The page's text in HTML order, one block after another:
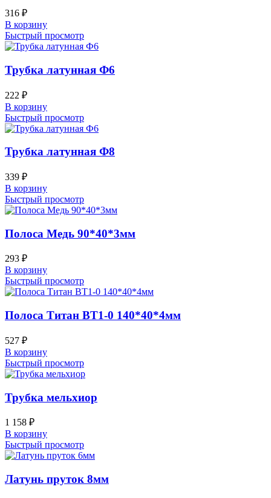
316 ₽
В корзину
Быстрый просмотр
Трубка латунная Ф6
222 ₽
В корзину
Быстрый просмотр
Трубка латунная Ф8
339 ₽
В корзину
Быстрый просмотр
Полоса Медь 90*40*3мм
293 ₽
В корзину
Быстрый просмотр
Полоса Титан ВТ1-0 140*40*4мм
527 ₽
В корзину
Быстрый просмотр
Трубка мельхиор
1 158 ₽
В корзину
Быстрый просмотр
Латунь пруток 8мм